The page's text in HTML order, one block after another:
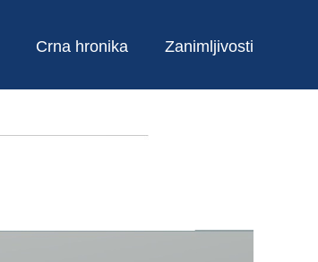
Crna hronika Zanimljivosti